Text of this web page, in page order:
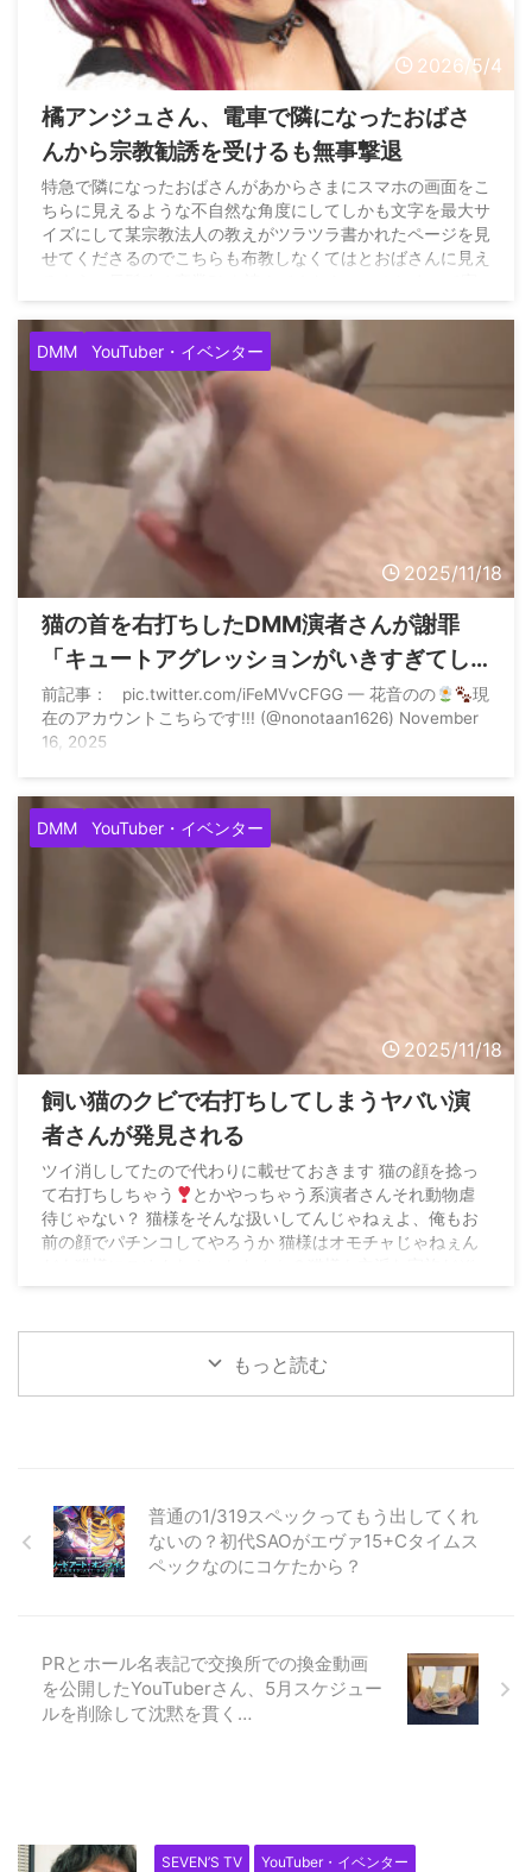
2026/5/4
橘アンジュさん、電車で隣になったおばさ
んから宗教勧誘を受けるも無事撃退
特急で隣になったおばさんがあからさまにスマホの画面をこ
ちらに見えるような不自然な角度にしてしかも文字を最大サ
イズにして某宗教法人の教えがツラツラ書かれたページを見
せてくださるのでこちらも布教しなくてはとおばさんに見え
(@RareCoinAnju) May 4, 2026
DMM YouTuber・イベンター
2025/11/18
猫の首を右打ちしたDMM演者さんが謝罪
「キュートアグレッションがいきすぎてし
まい…」
前記事： pic.twitter.com/iFeMVvCFGG — 花音のの
現
在のアカウントこちらです!!! (@nonotaan1626) November
16, 2025
DMM YouTuber・イベンター
2025/11/18
飼い猫のクビで右打ちしてしまうヤバい演
者さんが発見される
ツイ消ししてたので代わりに載せておきます 猫の顔を捻っ
て右打ちしちゃう
とかやっちゃう系演者さんそれ動物虐
待じゃない？ 猫様をそんな扱いしてんじゃねぇよ、俺もお
前の顔でパチンコしてやろうか 猫様はオモチャじゃねぇん
もっと読む
普通の1/319スペックってもう出してくれ
ないの？初代SAOがエヴァ15+Cタイムス
ペックなのにコケたから？
PRとホール名表記で交換所での換金動画
を公開したYouTuberさん、5月スケジュー
ルを削除して沈黙を貫く…
SEVEN’S TV YouTuber・イベンター